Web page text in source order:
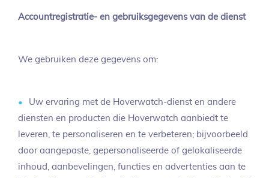
Accountregistratie- en gebruiksgegevens van de dienst
We gebruiken deze gegevens om:
Uw ervaring met de Hoverwatch-dienst en andere
diensten en producten die Hoverwatch aanbiedt te
leveren, te personaliseren en te verbeteren; bijvoorbeeld
door aangepaste, gepersonaliseerde of gelokaliseerde
inhoud, aanbevelingen, functies en advertenties aan te